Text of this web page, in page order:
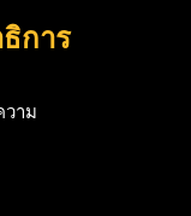
การ
วาม